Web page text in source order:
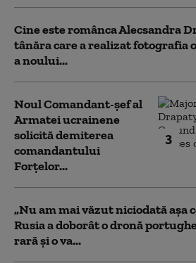
Cine este românca Alecsandra
tânăra care a realizat fotografia
a noului...
3
Noul Comandant-șef al
Armatei ucrainene
solicită demiterea
comandantului
Forțelor...
„Nu am mai văzut niciodată așa
Rusia a doborât o dronă
rară și o va...